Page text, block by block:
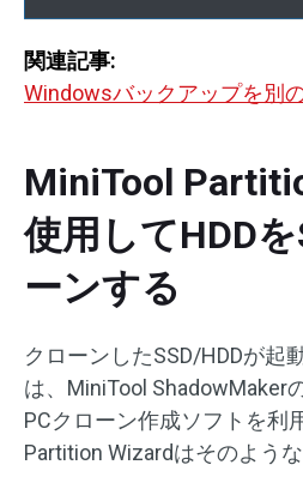
関連記事:
Windowsバックアップを別
MiniTool
使用してHDD
ーンする
クローンしたSSD/HDDが起
は、MiniTool ShadowMaker
PCクローン作成ソフトを利
Partition Wizardはそのような